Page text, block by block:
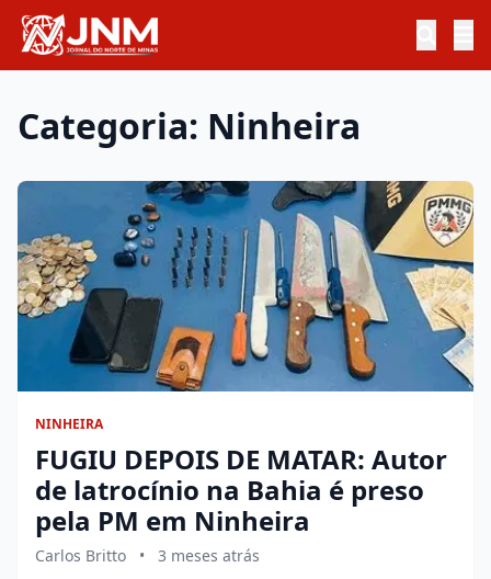
Categoria: Ninheira
NINHEIRA
FUGIU DEPOIS DE MATAR: Autor
de latrocínio na Bahia é preso
pela PM em Ninheira
Carlos Britto •
3 meses atrás